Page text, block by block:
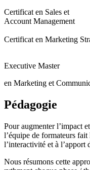
Certificat en Sales et
Account Management
Certificat en Marketing
Executive Master
en Marketing et
Pédagogie
Pour augmenter l’impact
l’équipe de formateurs
l’interactivité et à l’apport
Nous résumons cette